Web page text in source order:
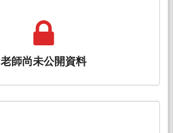
老師尚未公開資料